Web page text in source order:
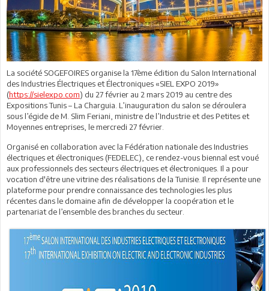
La société SOGEFOIRES organise la 17ème édition du Salon International
des Industries Électriques et Électroniques «SIEL EXPO 2019»
(https://sielexpo.com) du 27 février au 2 mars 2019 au centre des
Expositions Tunis – La Charguia. L’inauguration du salon se déroulera
sous l’égide de M. Slim Feriani, ministre de l’Industrie et des Petites et
Moyennes entreprises, le mercredi 27 février.
Organisé en collaboration avec la Fédération nationale des Industries
électriques et électroniques (FEDELEC), ce rendez-vous biennal est voué
aux professionnels des secteurs électriques et électroniques. Il a pour
vocation d'être une vitrine des réalisations de la Tunisie. Il représente une
plateforme pour prendre connaissance des technologies les plus
récentes dans le domaine afin de développer la coopération et le
partenariat de l’ensemble des branches du secteur.